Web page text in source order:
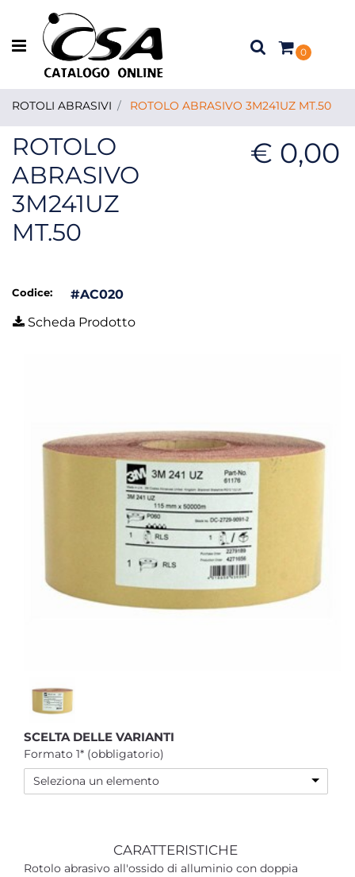
Open menu
0
ROTOLI ABRASIVI ROTOLO ABRASIVO 3M241UZ MT.50
ROTOLO
ABRASIVO
3M241UZ
MT.50
€ 0,00
Codice:
#AC020
Scheda Prodotto
SCELTA DELLE VARIANTI
Formato 1* (obbligatorio)
Seleziona un elemento
CARATTERISTICHE
Rotolo abrasivo all'ossido di alluminio con doppia